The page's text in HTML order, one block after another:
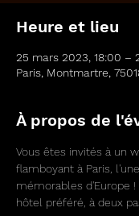
Heure et lieu
25 mars 2023, 18:00 –
Paris, Montmartre,
À propos de
Vous êtes invités à un
flamboyant à Paris,
mémorables d'Europe
hôtel préféré, à deux